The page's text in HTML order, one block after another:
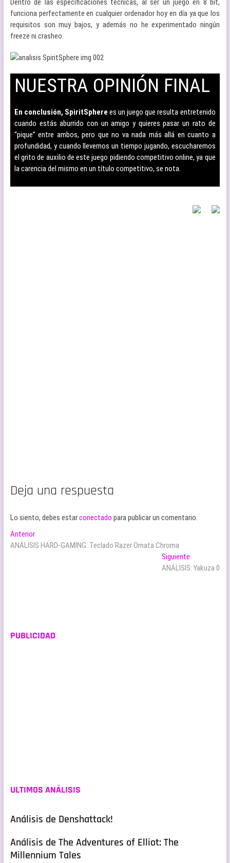
Dentro de las especificaciones técnicas, al ser un juego en 8 bit,
funciona perfectamente en cualquier ordenador hoy en día ya que los
requisitos son muy bajos, y además no he experimentado ningún
freeze ni crasheo.
NUESTRA OPINIÓN FINAL
En conclusión, SpiritSphere es un juego que resulta entretenido
cuando estás aburrido con un amigo y quieres pasar un rato de
“pique” entre ambos, pero que no va nada más allá en cuanto a
profundidad, y cuando llevemos un tiempo jugando, escucharemos
el grito de auxilio de este juego pidiendo competitivo online, ya que
la carencia del mismo en un título competitivo, se nota.
Deja una respuesta
Lo siento, debes estarconectado para publicar un comentario.
Navegación
de
AnteriorEntrada
anterior:
ANÁLISIS HARD-GAMING: Teclado Razer Ornata Chroma
Siguiente
siguiente:
ANÁLISIS: Yakuza 0
PUBLICIDAD
ULTIMOS ANÁLISIS
Análisis de Denshattack!
Análisis de The Adventures of Elliot: The
Millennium Tales